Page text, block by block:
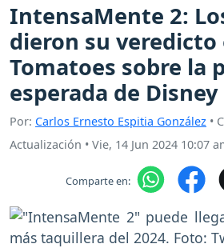
IntensaMente 2:
dieron su veredicto
Tomatoes sobre la
esperada de
Por: Carlos Ernesto Espitia González •
Actualización • Vie, 14 Jun 2024 10:07
Comparte en: